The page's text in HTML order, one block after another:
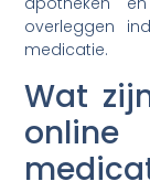
overleggen
medicatie.
Wat